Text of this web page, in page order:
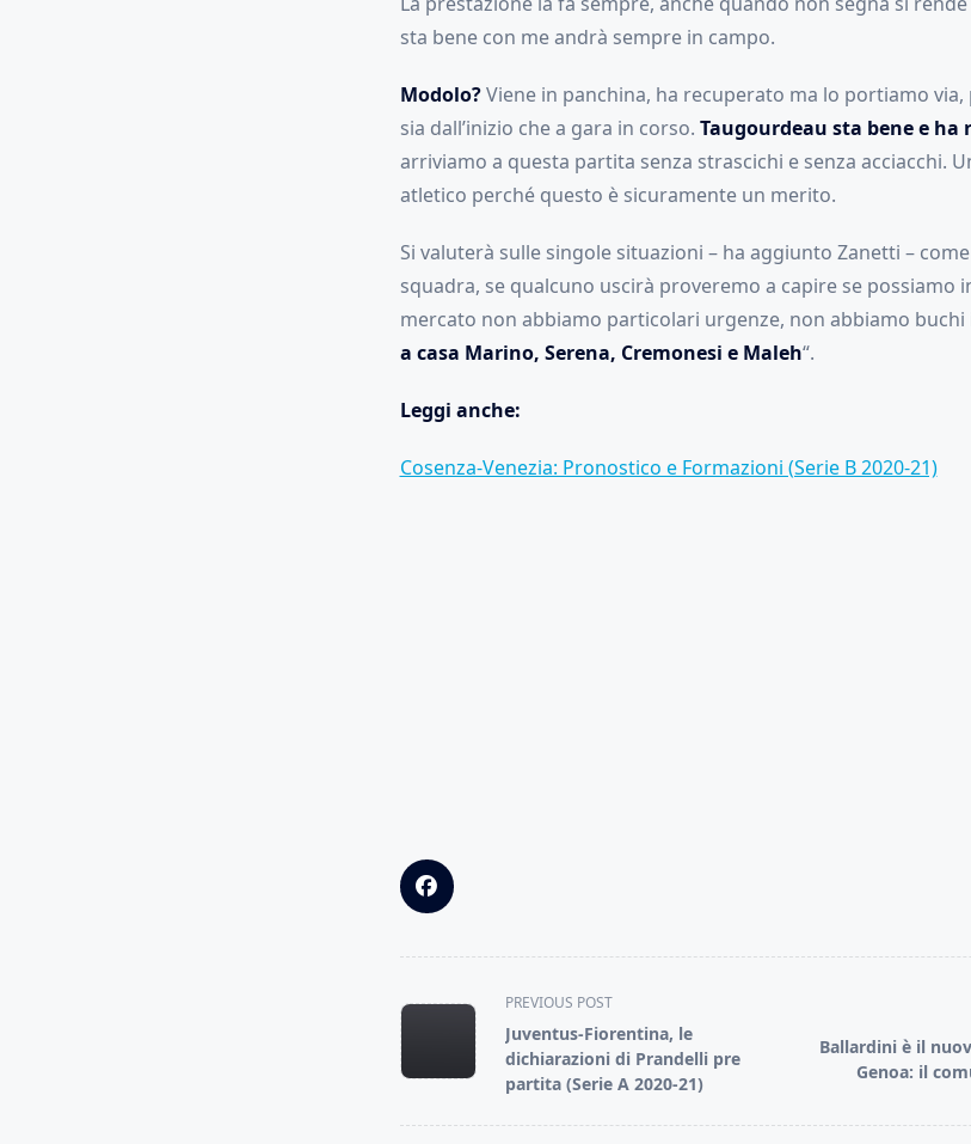
sta bene con me andrà sempre in campo.
Modolo?Viene in panchina, ha recuperato ma lo portiamo
sia dall’inizio che a gara in corso. Taugourdeau sta bene e ha
arriviamo a questa partita senza strascichi e senza acciacchi.
atletico perché questo è sicuramente un merito.
Si valuterà sulle singole situazioni – ha aggiunto Zanetti –
squadra, se qualcuno uscirà proveremo a capire se possiamo
mercato non abbiamo particolari urgenze, non abbiamo buchi
a casa Marino, Serena, Cremonesi e Maleh“.
Leggi anche:
Cosenza-Venezia: Pronostico e Formazioni (Serie B 2020-21)
<span
class="nav-
subtitle
screen-
PREVIOUS POST
Juventus-Fiorentina, le
dichiarazioni di Prandelli pre
partita (Serie A 2020-21)
Ballardini è il
Genoa: il